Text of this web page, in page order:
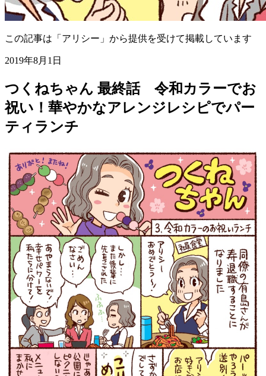
この記事は「アリシー」から提供を受けて掲載しています
2019年8月1日
つくねちゃん 最終話 令和カラーでお
祝い！華やかなアレンジレシピでパー
ティランチ